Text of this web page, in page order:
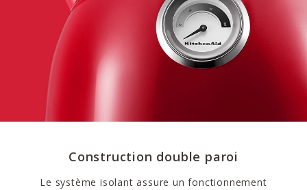
Construction double paroi
Le système isolant assure un fonctionnement